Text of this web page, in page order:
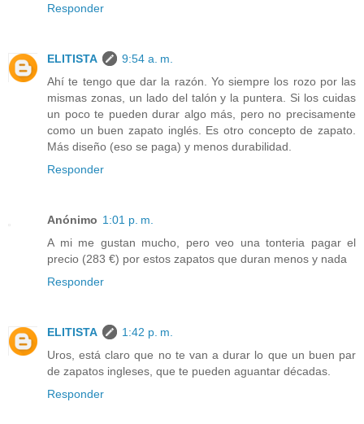
Responder
ELITISTA
9:54 a. m.
Ahí te tengo que dar la razón. Yo siempre los rozo por las
mismas zonas, un lado del talón y la puntera. Si los cuidas
un poco te pueden durar algo más, pero no precisamente
como un buen zapato inglés. Es otro concepto de zapato.
Más diseño (eso se paga) y menos durabilidad.
Responder
Anónimo 1:01 p. m.
A mi me gustan mucho, pero veo una tonteria pagar el
precio (283 €) por estos zapatos que duran menos y nada
Responder
ELITISTA
1:42 p. m.
Uros, está claro que no te van a durar lo que un buen par
de zapatos ingleses, que te pueden aguantar décadas.
Responder